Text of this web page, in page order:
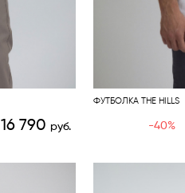
16 790 руб.
ФУТБОЛКА THE HILLS
-40%